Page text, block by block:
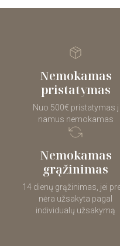
Nemokamas
pristatymas
Nuo 500€ pristatymas į
namus nemokamas
Nemokamas
grąžinimas
14 dienų grąžinimas, jei
nėra užsakyta pagal
individualų užsakymą